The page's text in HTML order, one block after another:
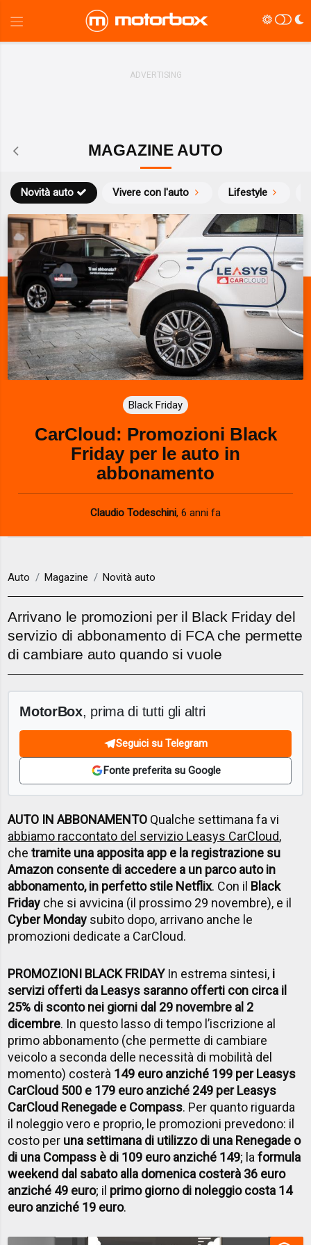
MAGAZINE AUTO
Novità auto Vivere con l'auto Lifestyle
Black Friday
CarCloud: Promozioni Black
Friday per le auto in
abbonamento
Claudio Todeschini, 6 anni fa
Auto Magazine Novità auto
Arrivano le promozioni per il Black Friday del
servizio di abbonamento di FCA che permette
di cambiare auto quando si vuole
MotorBox, prima di tutti gli altri
Seguici su Telegram
Fonte preferita su Google
AUTO IN ABBONAMENTO Qualche settimana fa vi
abbiamo raccontato del servizio Leasys CarCloud,
chetramite una apposita app e la registrazione su
Amazon consente di accedere a un parco auto in
abbonamento, in perfetto stile Netflix. Con il Black
Friday che si avvicina (il prossimo 29 novembre), e il
Cyber Monday subito dopo, arrivano anche le
promozioni dedicate a CarCloud.
PROMOZIONI BLACK FRIDAYIn estrema sintesi, i
servizi offerti da Leasys saranno offerti con circa il
25% di sconto nei giorni dal 29 novembre al 2
dicembre. In questo lasso di tempo l’iscrizione al
primo abbonamento (che permette di cambiare
veicolo a seconda delle necessità di mobilità del
momento) costerà 149 euro anziché 199 per Leasys
CarCloud 500 e 179 euro anziché 249 per Leasys
CarCloud Renegade e Compass. Per quanto riguarda
il noleggio vero e proprio, le promozioni prevedono: il
costo per una settimana di utilizzo di una Renegade o
di una Compass è di 109 euro anziché 149; laformula
weekend dal sabato alla domenica costerà 36 euro
anziché 49 euro; il primo giorno di noleggio costa 14
euro anziché 19 euro.